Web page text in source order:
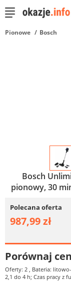
Pionowe Bosch
Bosch
pionowy, 30
Polecana oferta
987,99 zł
Porównaj
Oferty: 2 , Bateria:
2,1 do 4 h; Czas pracy z